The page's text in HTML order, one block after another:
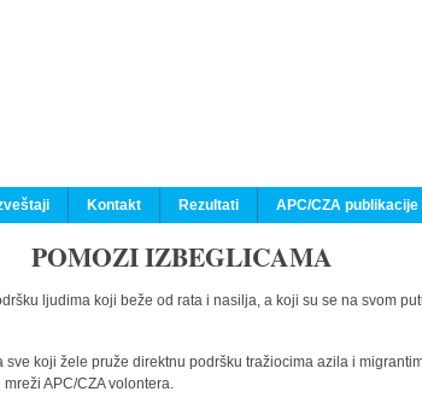
Kontakt Rezultati APC/CZA publikacije
POMOZI IZBEGLICAMA
ljudima koji beže od rata i nasilja, a koji su se na svom
koji žele pruže direktnu podršku tražiocima azila i
APC/CZA volontera.